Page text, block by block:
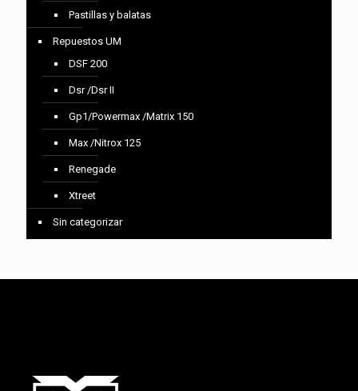
Pastillas y balatas
Repuestos UM
DSF 200
Dsr /Dsr II
Gp1/Powermax /Matrix 150
Max /Nitrox 125
Renegade
Xtreet
Sin categorizar